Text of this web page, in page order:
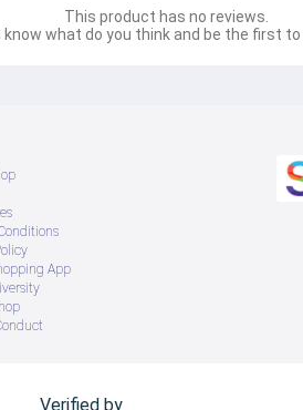
This product has no reviews.
know what do you think and be the first to
App
Verified by